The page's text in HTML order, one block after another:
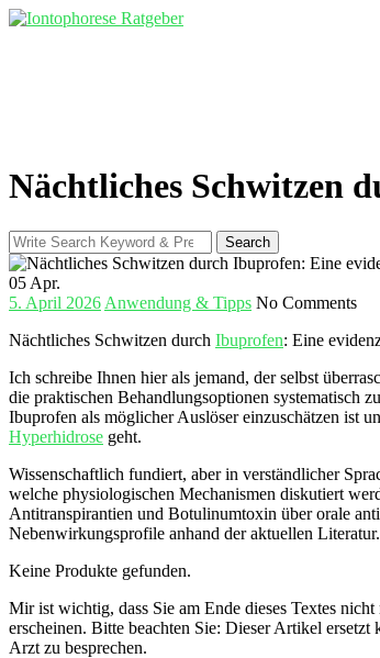
Skip
Nächtliches Schwitzen
Search
for:
Search
05 Apr.
5. April 2026 Anwendung & Tipps No Comments
Nächtliches‍ Schwitzen durch Ibuprofen:‍ Eine
Ich schreibe Ihnen hier ‌als ​jemand, der selbst
die praktischen Behandlungsoptionen systematisch
Ibuprofen ⁣als ​möglicher Auslöser ⁤einzuschätzen ist
Hyperhidrose geht.
Wissenschaftlich ​fundiert, aber in verständlicher
welche physiologischen Mechanismen diskutiert
Antitranspirantien‍ und ‍Botulinumtoxin über orale
Nebenwirkungsprofile anhand der aktuellen Literatur.
Keine Produkte gefunden.
Mir ist wichtig, dass⁤ Sie am‌ Ende dieses ⁢Textes
‍erscheinen. Bitte beachten Sie: ⁣Dieser ⁣Artikel
Arzt zu besprechen.